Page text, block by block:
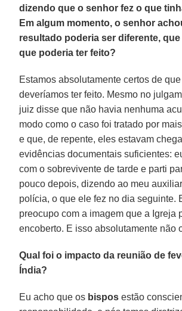
dizendo que o senhor fez o que
Em algum momento, o senhor
resultado poderia ser diferente,
que poderia ter feito?
Estamos absolutamente certos de
deveríamos ter feito. Mesmo no
juiz disse que não havia nenhuma
modo como o caso foi tratado por
e que, de repente, eles estavam
evidências documentais suficientes:
com o sobrevivente de tarde e parti
pouco depois, dizendo ao meu
polícia, o que ele fez no dia seguinte.
preocupo com a imagem que a Igreja
encoberto. E isso absolutamente não
Qual foi o impacto da reunião de
Índia?
Eu acho que os bispos estão